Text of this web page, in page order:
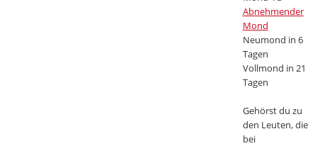
Abnehmender
Mond
Neumond in 6
Tagen
Vollmond in 21
Tagen
Gehörst du zu
den Leuten, die
bei